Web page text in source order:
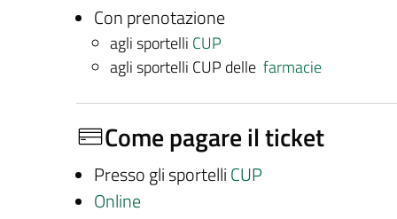
Con prenotazione
agli sportelli CUP
agli sportelli CUP delle farmacie
Come pagare il ticket
Presso gli sportelli CUP
Online